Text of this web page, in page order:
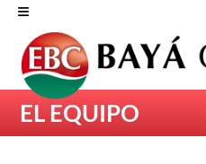
≡
EL EQUIPO